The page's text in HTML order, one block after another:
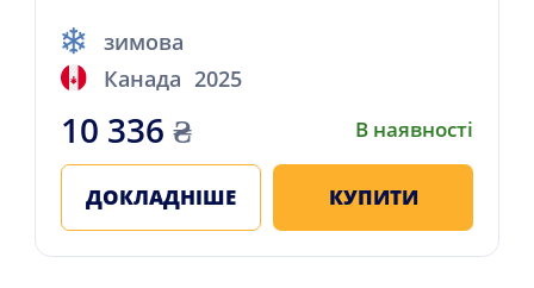
зимова
Канада 2025
10 336 ₴ В наявності
ДОКЛАДНІШЕ КУПИТИ